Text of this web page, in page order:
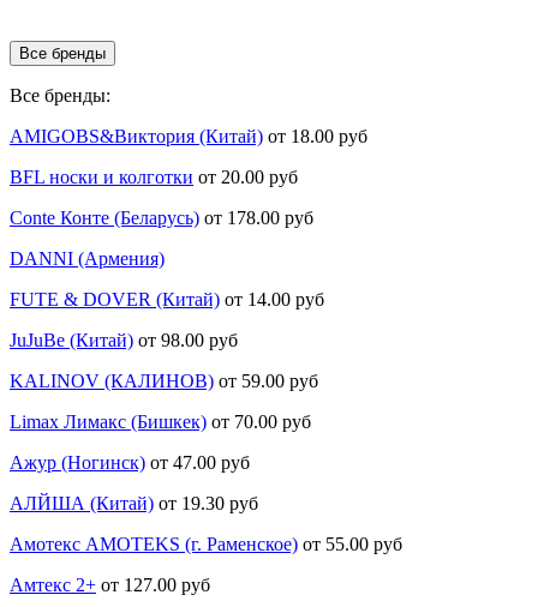
Все бренды
Все бренды:
AMIGOBS&Виктория (Китай) от 18.00 руб
BFL носки и колготки от 20.00 руб
Conte Конте (Беларусь) от 178.00 руб
DANNI (Армения)
FUTE & DOVER (Китай) от 14.00 руб
JuJuBe (Китай) от 98.00 руб
KALINOV (КАЛИНОВ) от 59.00 руб
Limax Лимакс (Бишкек) от 70.00 руб
Ажур (Ногинск) от 47.00 руб
АЛЙША (Китай) от 19.30 руб
Амотекс AMOTEKS (г. Раменское) от 55.00 руб
Амтекс 2+ от 127.00 руб